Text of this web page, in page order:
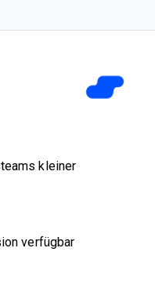
kleiner
verfügbar